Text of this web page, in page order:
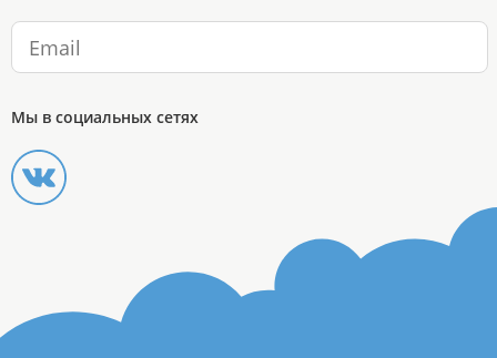
Мы в социальных сетях